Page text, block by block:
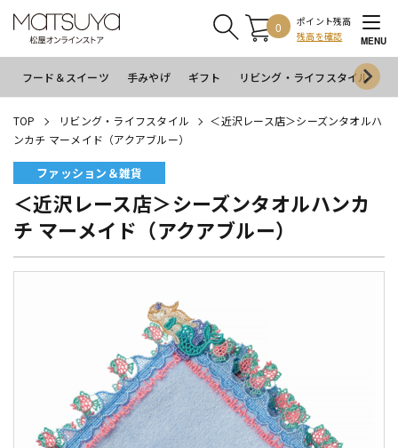
0
ポイント残高
残高を確認
MENU
フード＆スイーツ 手みやげ ギフト リビング・ライフスタイル
TOP リビング・ライフスタイル
＜近沢レース店＞シーズンタオルハ
ンカチ マーメイド（アクアブルー）
ファッション＆雑貨
＜近沢レース店＞シーズンタオルハンカ
チ マーメイド（アクアブルー）